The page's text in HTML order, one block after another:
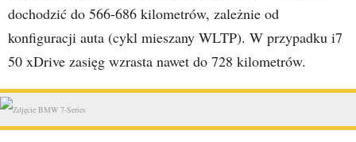
dochodzić do 566-686 kilometrów, zależnie od
konfiguracji auta (cykl mieszany WLTP). W przypadku i7
50 xDrive zasięg wzrasta nawet do 728 kilometrów.